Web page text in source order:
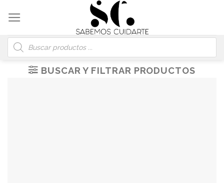
content
Búsqueda
de
productos
BUSCAR Y FILTRAR PRODUCTOS